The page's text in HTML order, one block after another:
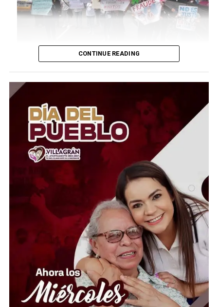
haya permitido posibles ventajas indebidas, incluyendo
el uso de herramientas tecnológicas para responder la
prueba. La controversia creció luego de que se
detectaran anomalías y circularan señalamientos sobre
posibles prácticas para burlar los mecanismos de
vigilancia.
Ante esta situación, la UNAM creó una Comisión Técnica
para revisar las pruebas y determinar qué ocurrió. La
universidad también suspendió temporalmente el
proceso de inscripciones mientras analiza las
irregularidades y busca establecer un mecanismo que
permita dar certeza a los aspirantes.
Ahora, los jóvenes piden que la solución sea un nuevo
examen presencial y bajo condiciones iguales para todos.
La UNAM deberá determinar si se repite la prueba o si
existen otras medidas para identificar los casos
sospechosos, mientras crece la presión para garantizar
que el ingreso a la máxima casa de estudios sea
CONTINUE READING